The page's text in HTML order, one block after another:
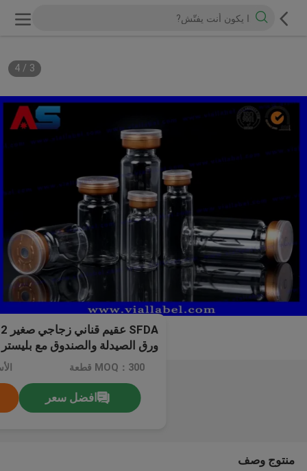
3
/
4
ورق الصيدلة والصندوق مع بليستر
MOQ：300 قطعة
افضل سعر
منتوج وصف